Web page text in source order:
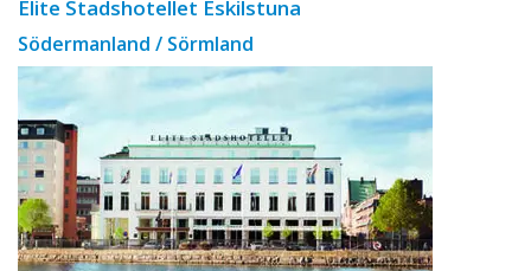
Elite Stadshotellet Eskilstuna
Södermanland / Sörmland